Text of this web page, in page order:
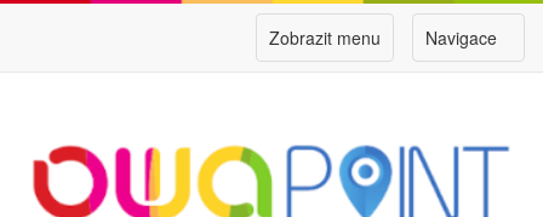
Navigace
Zobrazit menu